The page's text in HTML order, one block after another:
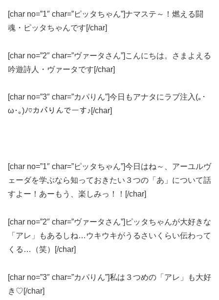
[char no=”1″ char=”ピッタちゃん”]ナマステ～！燃える闘
魂・ピッタちゃんです[/char]
[char no=”2″ char=”ヴァータさん”]こんにちは。さまよえる
吟遊詩人・ヴァータです[/char]
[char no=”3″ char=”カパりん”]今日もアナタにラブ注入(｡･
ω･｡)ﾉ♡カパりんでーす♪[/char]
[char no=”1″ char=”ピッタちゃん”]今日はね～、アーユルヴ
ェーダを学ぶなら知っておきたい３つの「あ」について話
すよー！あーもう、楽しみっ！！[/char]
[char no=”2″ char=”ヴァータさん”]ピッタちゃんが大好きな
「アレ」もあるしね…ウキウキがうるさいくらい伝わって
くる…（笑）[/char]
[char no=”3″ char=”カパりん”]私は３つめの「アレ」も大好
き♡[/char]